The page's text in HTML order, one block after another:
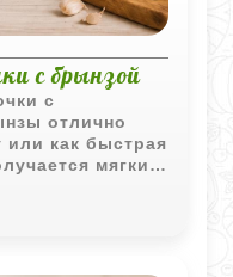
с брынзой
с
отлично
как быстрая
мягким
с крупной